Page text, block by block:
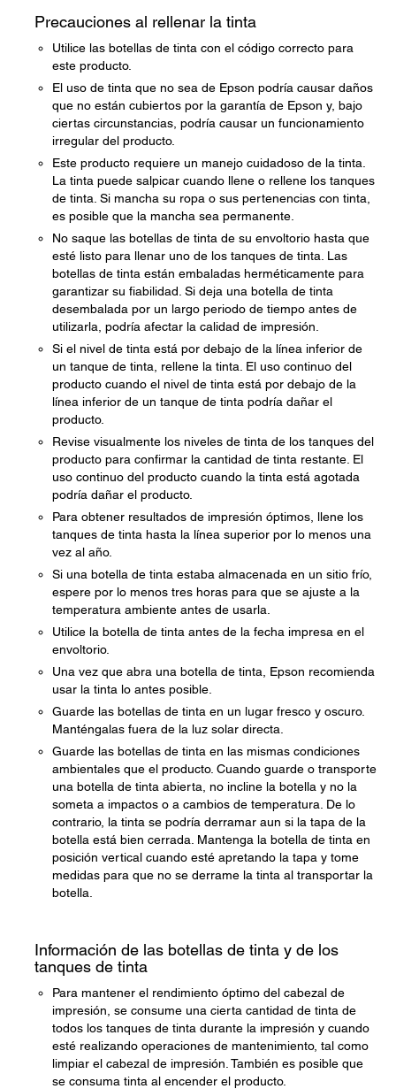
Precauciones al rellenar la tinta
Utilice las botellas de tinta con el código correcto para
este producto.
El uso de tinta que no sea de Epson podría causar daños
que no están cubiertos por la garantía de Epson y, bajo
ciertas circunstancias, podría causar un funcionamiento
irregular del producto.
Este producto requiere un manejo cuidadoso de la tinta.
La tinta puede salpicar cuando llene o rellene los tanques
de tinta. Si mancha su ropa o sus pertenencias con tinta,
es posible que la mancha sea permanente.
No saque las botellas de tinta de su envoltorio hasta que
esté listo para llenar uno de los tanques de tinta. Las
botellas de tinta están embaladas herméticamente para
garantizar su fiabilidad. Si deja una botella de tinta
desembalada por un largo periodo de tiempo antes de
utilizarla, podría afectar la calidad de impresión.
Si el nivel de tinta está por debajo de la línea inferior de
un tanque de tinta, rellene la tinta. El uso continuo del
producto cuando el nivel de tinta está por debajo de la
línea inferior de un tanque de tinta podría dañar el
producto.
Revise visualmente los niveles de tinta de los tanques del
producto para confirmar la cantidad de tinta restante. El
uso continuo del producto cuando la tinta está agotada
podría dañar el producto.
Para obtener resultados de impresión óptimos, llene los
tanques de tinta hasta la línea superior por lo menos una
vez al año.
Si una botella de tinta estaba almacenada en un sitio frío,
espere por lo menos tres horas para que se ajuste a la
temperatura ambiente antes de usarla.
Utilice la botella de tinta antes de la fecha impresa en el
envoltorio.
Una vez que abra una botella de tinta, Epson recomienda
usar la tinta lo antes posible.
Guarde las botellas de tinta en un lugar fresco y oscuro.
Manténgalas fuera de la luz solar directa.
Guarde las botellas de tinta en las mismas condiciones
ambientales que el producto. Cuando guarde o transporte
una botella de tinta abierta, no incline la botella y no la
someta a impactos o a cambios de temperatura. De lo
contrario, la tinta se podría derramar aun si la tapa de la
botella está bien cerrada. Mantenga la botella de tinta en
posición vertical cuando esté apretando la tapa y tome
medidas para que no se derrame la tinta al transportar la
botella.
Información de las botellas de tinta y de los
tanques de tinta
Para mantener el rendimiento óptimo del cabezal de
impresión, se consume una cierta cantidad de tinta de
todos los tanques de tinta durante la impresión y cuando
esté realizando operaciones de mantenimiento, tal como
limpiar el cabezal de impresión. También es posible que
se consuma tinta al encender el producto.